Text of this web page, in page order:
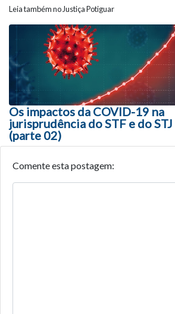
Leia também no Justiça Potiguar
Navegação entre
Os impactos da COVID-19 na
jurisprudência do STF e do STJ
(parte 02)
Comente esta postagem: